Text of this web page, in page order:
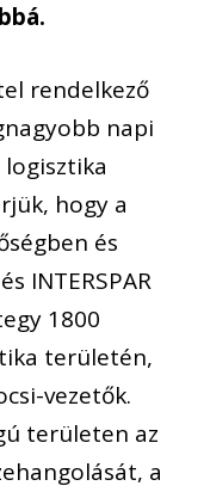
rendelkező
napi
hogy a
és
INTERSPAR
1800
területén,
vezetők.
területen az
a